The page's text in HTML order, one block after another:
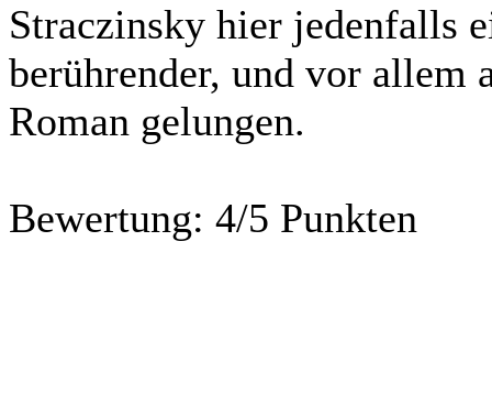
Straczinsky hier jedenfalls
berührender, und vor allem
Roman gelungen.
Bewertung: 4/5 Punkten